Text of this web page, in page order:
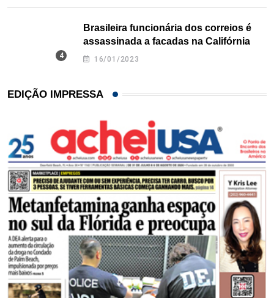
Brasileira funcionária dos correios é
assassinada a facadas na Califórnia
16/01/2023
EDIÇÃO IMPRESSA